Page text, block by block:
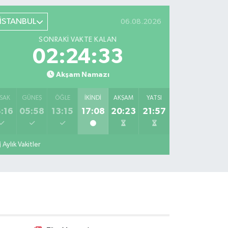
İSTANBUL 06.08.2026
SONRAKI VAKTE KALAN
02:24:32
Akşam Namazı
GÜNEŞ
05:58
ÖĞLE
13:15
İKINDI
17:08
AKŞAM
20:23
YATSI
21:57
Aylık Vakitler